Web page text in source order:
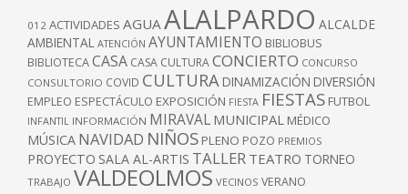
012 ACTIVIDADES AGUAALALPARDO ALCALDE
AMBIENTAL ATENCIÓN AYUNTAMIENTO BIBLIOBUS
BIBLIOTECACASA CASA CULTURACONCIERTO CONCURSO
CONSULTORIO COVID CULTURA DINAMIZACIÓN DIVERSIÓN
EMPLEO ESPECTÁCULO EXPOSICIÓN FIESTA FIESTAS FUTBOL
INFANTIL INFORMACIÓN MIRAVAL MUNICIPAL MÉDICO
MÚSICA NAVIDAD NIÑOS PLENO POZO PREMIOS
PROYECTO SALA AL-ARTIS TALLER TEATRO TORNEO
TRABAJO VALDEOLMOS VECINOS VERANO